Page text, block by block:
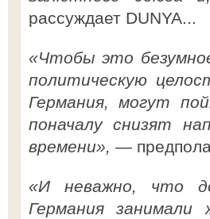
рассуждает DUNYA...
«Чтобы это
политическую
Германия, могут
поначалу снизят
времени», —
«И неважно, что
Германия